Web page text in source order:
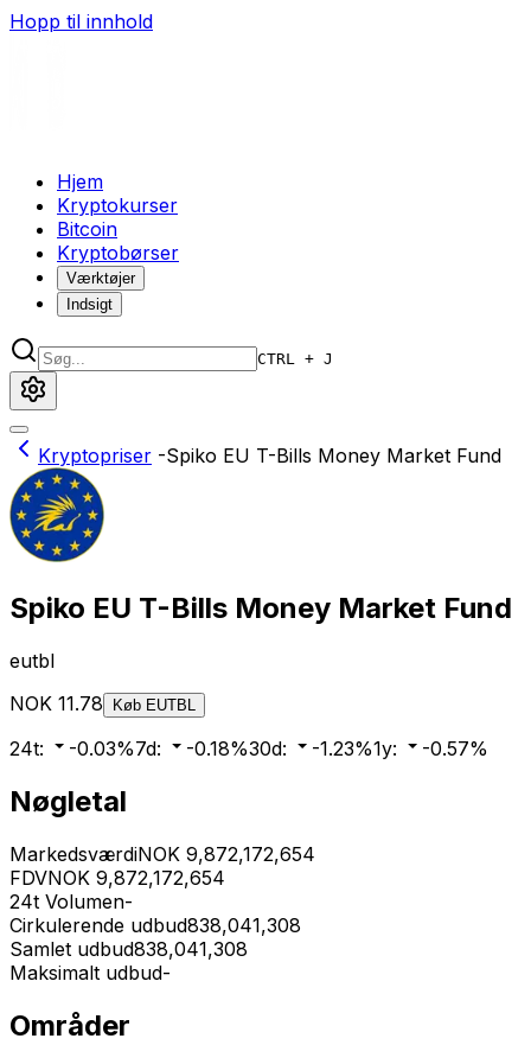
Hopp til innhold
Hjem
Kryptokurser
Bitcoin
Kryptobørser
Værktøjer
Indsigt
CTRL + J
Kryptopriser -Spiko EU T-Bills Money Market Fund
Spiko EU T-Bills Money Market Fund
eutbl
NOK 11.78 Køb EUTBL
24t: -0.03%7d: -0.18%30d: -1.23%1y: -0.57%
Nøgletal
MarkedsværdiNOK 9,872,172,654
FDVNOK 9,872,172,654
24t Volumen-
Cirkulerende udbud838,041,308
Samlet udbud838,041,308
Maksimalt udbud-
Områder